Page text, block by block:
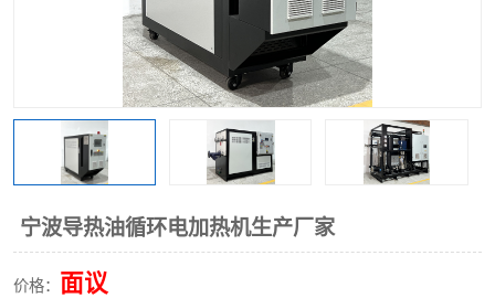
宁波导热油循环电加热机生产厂家
价格： 面议